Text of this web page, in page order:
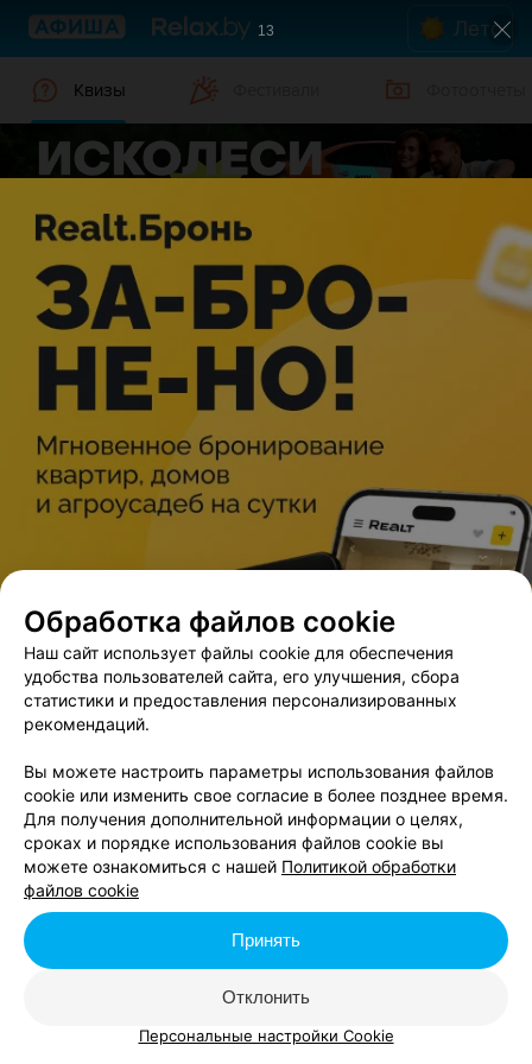
Лето
Квизы
Квизы в Мозыре
Дата Мозырь Жанр
В данном городе нет событий,
удовлетворяющих условиям фильтра.
Обработка файлов cookie
Наш сайт использует файлы cookie для обеспечения
удобства пользователей сайта, его улучшения, сбора
статистики и предоставления персонализированных
рекомендаций.
Вы можете настроить параметры использования файлов
cookie или изменить свое согласие в более позднее время.
Для получения дополнительной информации о целях,
сроках и порядке использования файлов cookie вы
можете ознакомиться с нашей Политикой обработки
файлов cookie
Отклонить
Принять
Персональные настройки Cookie
13